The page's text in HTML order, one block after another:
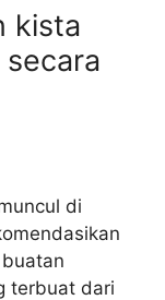
kista
di
terbuat dari